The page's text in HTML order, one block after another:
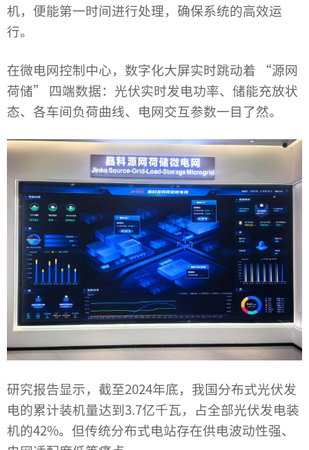
机，便能第一时间进行处理，确保系统的高效运
行。
在微电网控制中心，数字化大屏实时跳动着 “源网
荷储” 四端数据：光伏实时发电功率、储能充放状
态、各车间负荷曲线、电网交互参数一目了然。
研究报告显示，截至2024年底，我国分布式光伏发
电的累计装机量达到‌3.7亿千瓦‌，占全部光伏发电装
机的42%。但传统分布式电站存在供电波动性强、